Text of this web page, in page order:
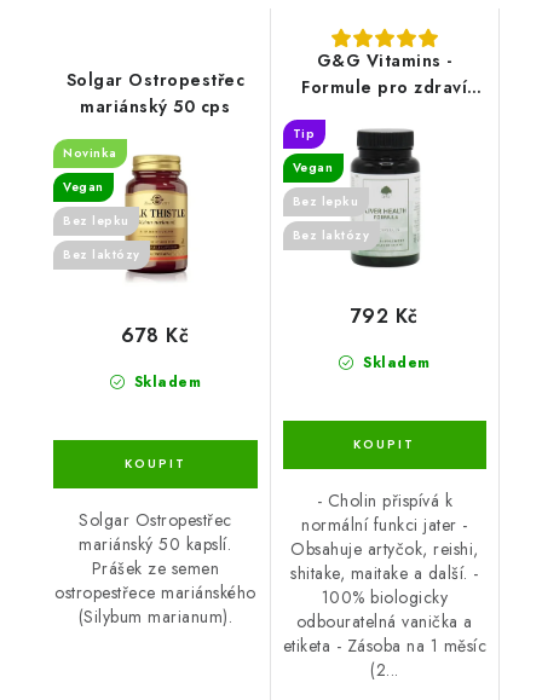
Solgar Ostropestřec
mariánský 50 cps
Novinka
Vegan
Bez lepku
Bez laktózy
Skladem
678 Kč
Solgar Ostropestřec
mariánský 50 kapslí.
Prášek ze semen
ostropestřece mariánského
(Silybum marianum).
G&G Vitamins -
Formule pro zdraví
jater - 60 kapslí
Tip
Vegan
Bez lepku
Bez laktózy
Skladem
792 Kč
- Cholin přispívá k
normální funkci jater -
Obsahuje artyčok, reishi,
shitake, maitake a další. -
100% biologicky
odbouratelná vanička a
etiketa - Zásoba na 1 měsíc
(2...